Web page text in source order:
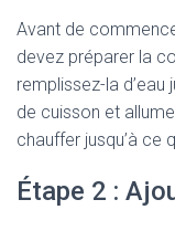
Avant de
devez préparer la
remplissez-la d’eau
de cuisson et
chauffer jusqu’à ce
Étape 2 :